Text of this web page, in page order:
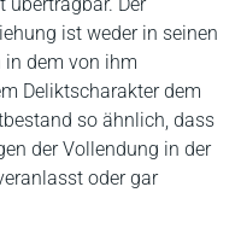
ist weder in seinen
dem von ihm
Deliktscharakter dem
so ähnlich, dass
der Vollendung in der
oder gar